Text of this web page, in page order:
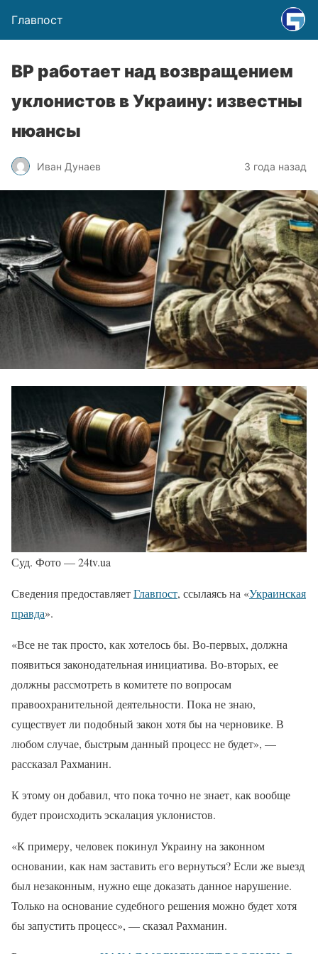
Главпост
ВР работает над возвращением
уклонистов в Украину: известны
нюансы
Иван Дунаев 3 года назад
Суд. Фото — 24tv.ua
Сведения предоставляетГлавпост, ссылаясь на «Украинская
правда».
«Все не так просто, как хотелось бы. Во-первых, должна
появиться законодательная инициатива. Во-вторых, ее
должны рассмотреть в комитете по вопросам
правоохранительной деятельности. Пока не знаю,
существует ли подобный закон хотя бы на черновике. В
любом случае, быстрым данный процесс не будет», —
рассказал Рахманин.
К этому он добавил, что пока точно не знает, как вообще
будет происходить эскалация уклонистов.
«К примеру, человек покинул Украину на законном
основании, как нам заставить его вернуться? Если же выезд
был незаконным, нужно еще доказать данное нарушение.
Только на основание судебного решения можно будет хотя
бы запустить процесс», — сказал Рахманин.